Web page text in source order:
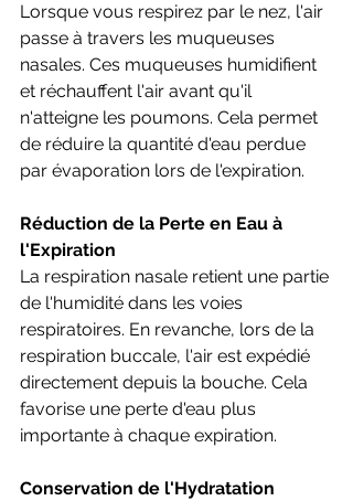
Lorsque vous respirez par le nez, l'air
passe à travers les muqueuses
nasales. Ces muqueuses humidifient
et réchauffent l'air avant qu'il
n'atteigne les poumons. Cela permet
de réduire la quantité d'eau perdue
par évaporation lors de l'expiration.
Réduction de la Perte en Eau à
l'Expiration
La respiration nasale retient une partie
de l'humidité dans les voies
respiratoires. En revanche, lors de la
respiration buccale, l'air est expédié
directement depuis la bouche. Cela
favorise une perte d'eau plus
importante à chaque expiration.
Conservation de l'Hydratation